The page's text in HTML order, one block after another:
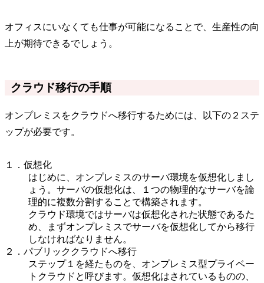
オフィスにいなくても仕事が可能になることで、生産性の向
上が期待できるでしょう。
クラウド移行の手順
オンプレミスをクラウドへ移行するためには、以下の２ステ
ップが必要です。
１．仮想化
はじめに、オンプレミスのサーバ環境を仮想化しまし
ょう。サーバの仮想化は、１つの物理的なサーバを論
理的に複数分割することで構築されます。
クラウド環境ではサーバは仮想化された状態であるた
め、まずオンプレミスでサーバを仮想化してから移行
しなければなりません。
２．パブリッククラウドへ移行
ステップ１を経たものを、オンプレミス型プライベー
トクラウドと呼びます。仮想化はされているものの、